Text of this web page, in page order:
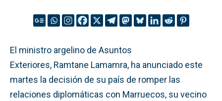
El ministro argelino de Asuntos
Exteriores, Ramtane Lamamra, ha anunciado este
martes la decisión de su país de romper las
relaciones diplomáticas con Marruecos, su vecino